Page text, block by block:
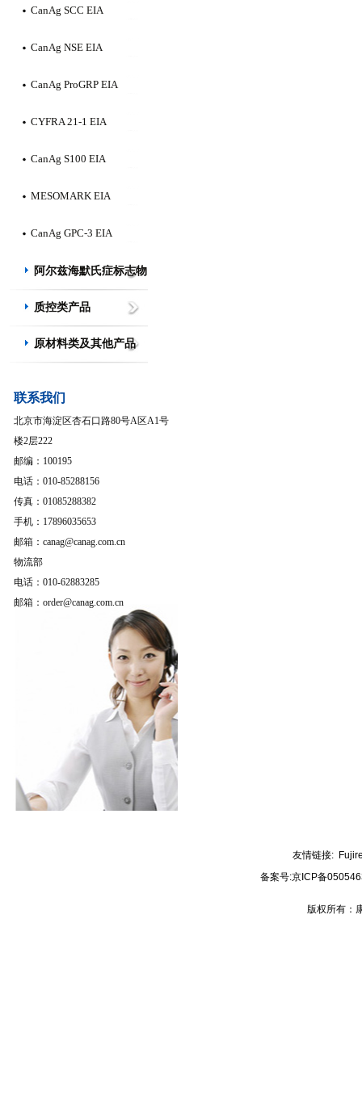
CanAg SCC EIA
CanAg NSE EIA
CanAg ProGRP EIA
CYFRA 21-1 EIA
CanAg S100 EIA
MESOMARK EIA
CanAg GPC-3 EIA
阿尔兹海默氏症标志物
质控类产品
原材料类及其他产品
联系我们
北京市海淀区杏石口路80号A区A1号
楼2层222
邮编：100195
电话：010-85288156
传真：01085288382
手机：17896035653
邮箱：canag@canag.com.cn
物流部
电话：010-62883285
邮箱：order@canag.com.cn
友情链接:
备案号:京ICP备
版权所有：